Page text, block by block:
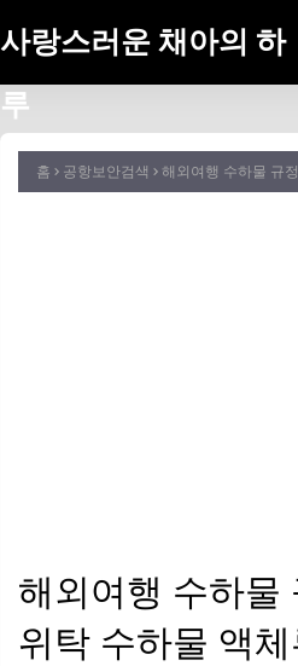
사랑스러운 채아의 하
루
홈 공항보안검색 해외여행 수하물 규
해외여행 수하물
위탁 수하물 액